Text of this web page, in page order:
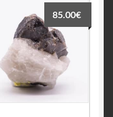
85.00€